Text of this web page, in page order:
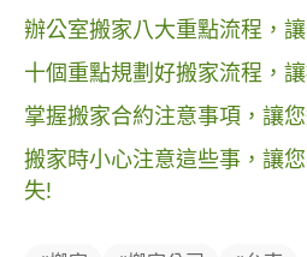
辦公室搬家八大重點流程，
十個重點規劃好搬家流程，讓
掌握搬家合約注意事項，讓您
搬家時小心注意這些事，讓
失!